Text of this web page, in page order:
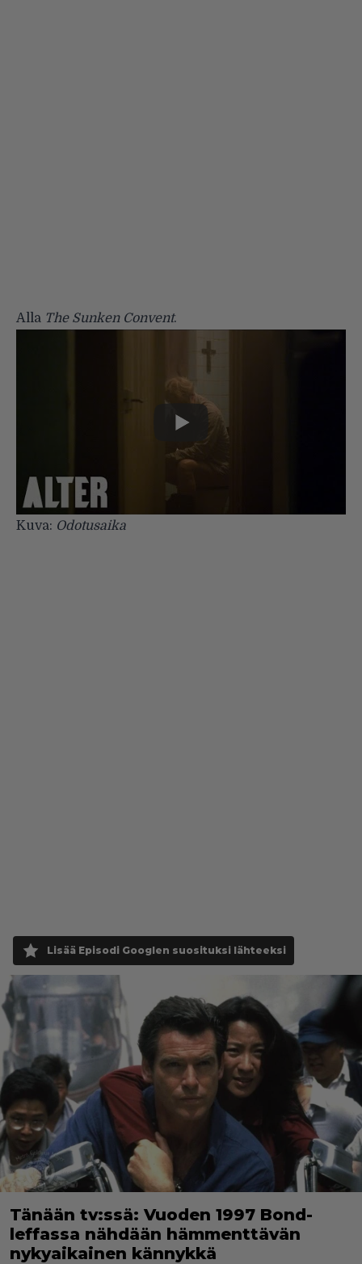
Alla The Sunken Convent.
Kuva: Odotusaika
Lisää Episodi Googlen suosituksi lähteeksi
Tänään tv:ssä: Vuoden 1997 Bond-
leffassa nähdään hämmenttävän
nykyaikainen kännykkä